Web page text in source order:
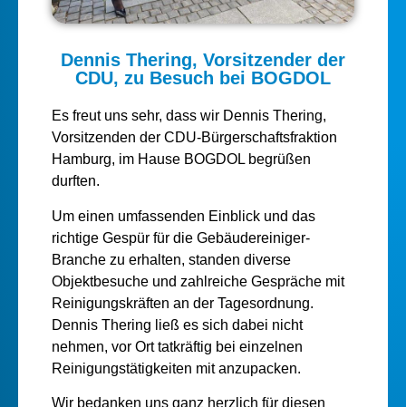
Dennis Thering, Vorsitzender der
CDU, zu Besuch bei BOGDOL
Es freut uns sehr, dass wir Dennis Thering,
Vorsitzenden der CDU-Bürgerschaftsfraktion
Hamburg, im Hause BOGDOL begrüßen
durften.
Um einen umfassenden Einblick und das
richtige Gespür für die Gebäudereiniger-
Branche zu erhalten, standen diverse
Objektbesuche und zahlreiche Gespräche mit
Reinigungskräften an der Tagesordnung.
Dennis Thering ließ es sich dabei nicht
nehmen, vor Ort tatkräftig bei einzelnen
Reinigungstätigkeiten mit anzupacken.
Wir bedanken uns ganz herzlich für diesen